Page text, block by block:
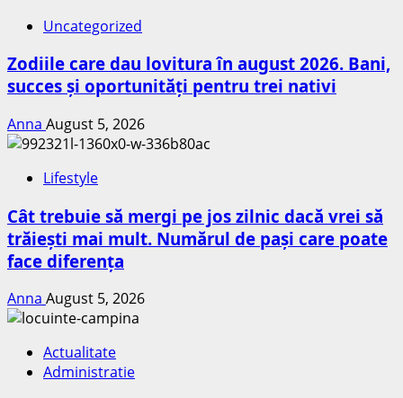
Uncategorized
Zodiile care dau lovitura în august 2026. Bani,
succes și oportunități pentru trei nativi
Anna August 5, 2026
Lifestyle
Cât trebuie să mergi pe jos zilnic dacă vrei să
trăiești mai mult. Numărul de pași care poate
face diferența
Anna August 5, 2026
Actualitate
Administratie